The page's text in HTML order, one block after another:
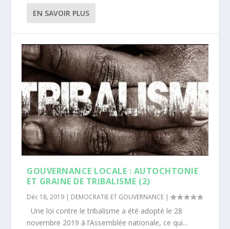
EN SAVOIR PLUS
GOUVERNANCE LOCALE : AUTOCHTONIE
ET GRAINE DE TRIBALISME (2)
Déc 18, 2019 | DEMOCRATIE ET GOUVERNANCE |
Une loi contre le tribalisme a été adopté le 28
novembre 2019 à l’Assemblée nationale, ce qui...